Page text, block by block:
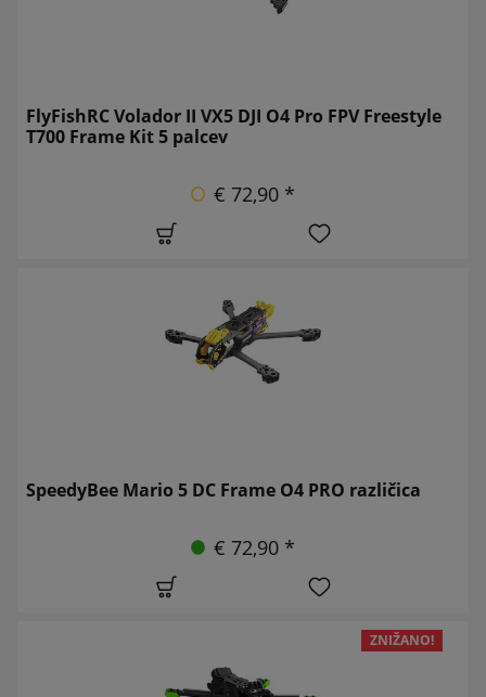
FlyFishRC Volador II VX5 DJI O4 Pro FPV Freestyle
T700 Frame Kit 5 palcev
€ 72,90 *
SpeedyBee Mario 5 DC Frame O4 PRO različica
€ 72,90 *
ZNIŽANO!